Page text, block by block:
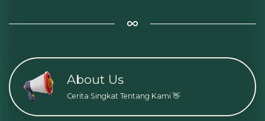
About Us
Cerita Singkat Tentang Kami 👋